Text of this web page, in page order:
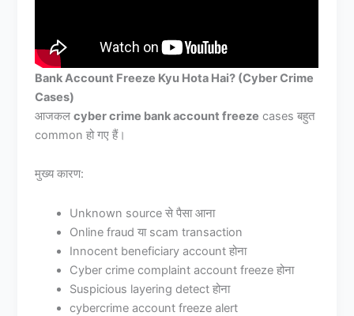
Bank Account Freeze Kyu Hota Hai? (Cyber Crime
Cases)
आजकलcyber crime bank account freeze cases बहुत
common हो गए हैं।
मुख्य कारण:
Unknown source से पैसा आना
Online fraud या scam transaction
Innocent beneficiary account होना
Cyber crime complaint account freeze होना
Suspicious layering detect होना
cybercrime account freeze alert